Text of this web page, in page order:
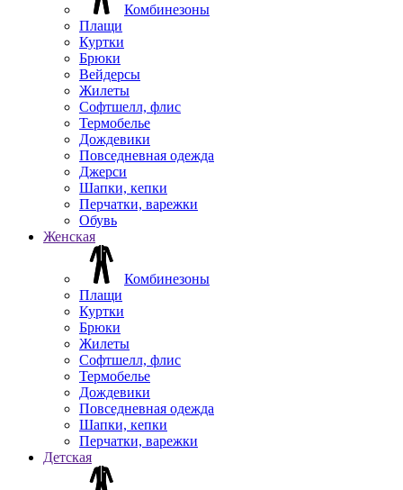
Комбинезоны
Плащи
Куртки
Брюки
Вейдерсы
Жилеты
Софтшелл, флис
Термобелье
Дождевики
Повседневная одежда
Джерси
Шапки, кепки
Перчатки, варежки
Обувь
Женская
Комбинезоны
Плащи
Куртки
Брюки
Жилеты
Софтшелл, флис
Термобелье
Дождевики
Повседневная одежда
Шапки, кепки
Перчатки, варежки
Детская